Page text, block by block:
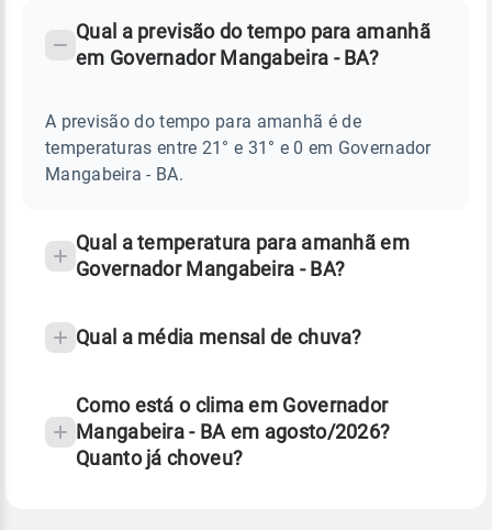
GOVERNADOR
MANGABEIRA
Perguntas
sobre
chuva
Qual a previsão do tempo para amanhã
em Governador Mangabeira - BA?
A previsão do tempo para amanhã é de
temperaturas entre 21° e 31° e 0 em Governador
Mangabeira - BA.
Qual a temperatura para amanhã em
Governador Mangabeira - BA?
Qual a média mensal de chuva?
Como está o clima em Governador
Mangabeira - BA em agosto/2026?
Quanto já choveu?